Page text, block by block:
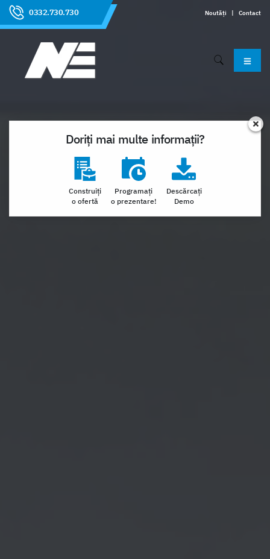
0332.730.730 Noutăți | Contact
Doriți mai multe informații?
Construiți
o ofertă
Programați
o prezentare!
Descărcați
Demo